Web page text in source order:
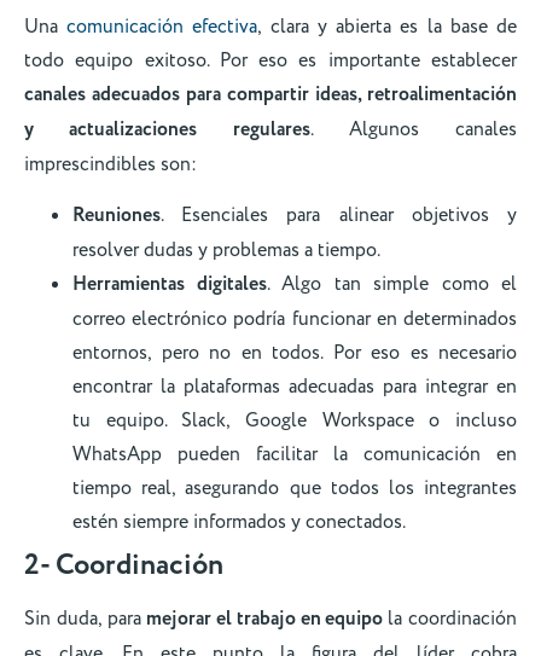
Unacomunicación efectiva, clara y abierta es la base de
todo equipo exitoso. Por eso es importante establecer
canales adecuados para compartir ideas, retroalimentación
y actualizaciones regulares. Algunos canales
imprescindibles son:
Reuniones. Esenciales para alinear objetivos y
resolver dudas y problemas a tiempo.
Herramientas digitales. Algo tan simple como el
correo electrónico podría funcionar en determinados
entornos, pero no en todos. Por eso es necesario
encontrar la plataformas adecuadas para integrar en
tu equipo. Slack, Google Workspace o incluso
WhatsApp pueden facilitar la comunicación en
tiempo real, asegurando que todos los integrantes
estén siempre informados y conectados.
2- Coordinación
Sin duda, para mejorar el trabajo en equipo la coordinación